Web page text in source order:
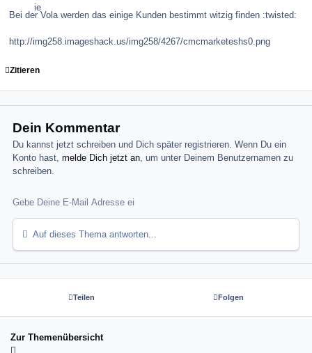
Bei der Vola werden das einige Kunden bestimmt witzig finden :twisted:
http://img258.imageshack.us/img258/4267/cmcmarketeshs0.png
Zitieren
Dein Kommentar
Du kannst jetzt schreiben und Dich später registrieren. Wenn Du ein
Konto hast,melde Dich jetzt an, um unter Deinem Benutzernamen zu
schreiben.
Auf dieses Thema antworten...
Teilen Folgen
Zur Themenübersicht